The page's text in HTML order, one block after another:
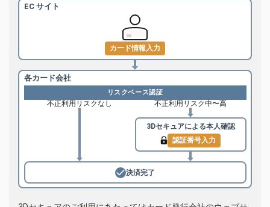
EC サイト
カード情報入力
各カード会社
リスクベース認証
不正利用リスクなし 不正利用リスク中〜高
3Dセキュアによる本人確認
認証番号入力
決済完了